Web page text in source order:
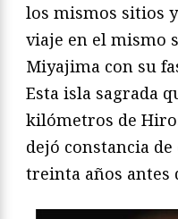
los mismos sitios
viaje en el mismo
Miyajima con su
Esta isla sagrada
kilómetros de
dejó constancia
treinta años antes